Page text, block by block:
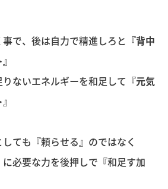
で、後は自力で精進しろと 『背中
ないエネルギーを和足して 『元気
しても『頼らせる』のではなく
に必要な力を後押しで『和足す加